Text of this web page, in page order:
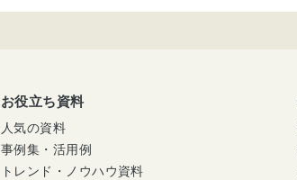
お役立ち資料
人気の資料
事例集・活用例
トレンド・ノウハウ資料